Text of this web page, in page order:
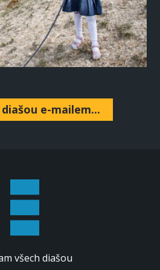
e-mailem...
všech diašou